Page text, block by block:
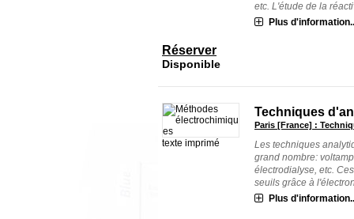
etc. L'étude de la
Plus
Réserver
Disponible
texte imprimé
Techniques
Paris [France] :
Les techniques
grand nombre:
électrodialyse, etc.
seuils grâce à
Plus